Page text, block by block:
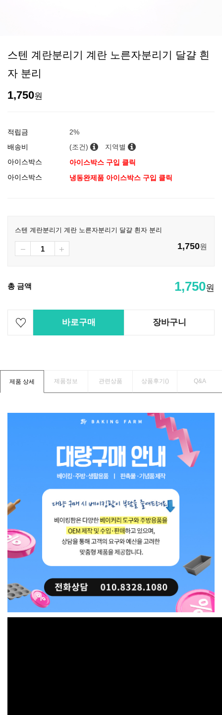
스텐 계란분리기 계란 노른자분리기 달걀 흰
자 분리
1,750원
적립금
2%
배송비
(조건)
지역별
아이스박스
아이스박스 구입 클릭
아이스박스
냉동완제품 아이스박스 구입 클릭
스텐 계란분리기 계란 노른자분리기 달걀 흰자 분리
1,750원
총 금액 1,750원
바로구매 장바구니
제품 상세 제품정보 관련상품 상품후기() Q&A